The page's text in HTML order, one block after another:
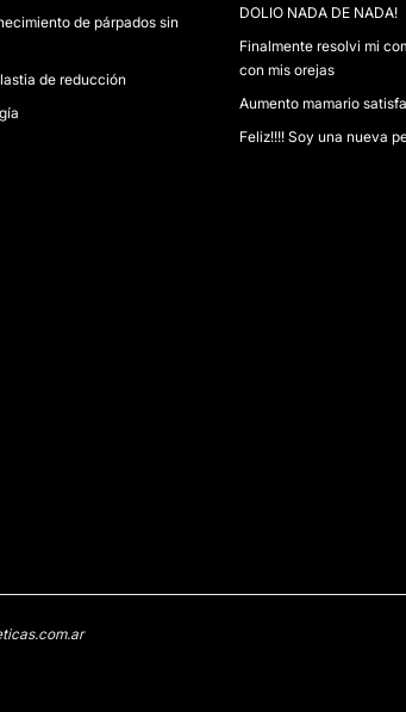
de párpados sin
de reducción
DOLIO NADA DE NADA!
Finalmente resolvi mi
con mis orejas
Aumento mamario
Feliz!!!! Soy una nueva